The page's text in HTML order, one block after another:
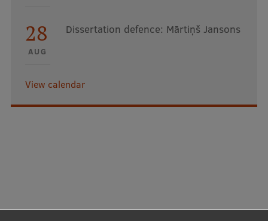
28
AUG
Dissertation defence: Mārtiņš Jansons
View calendar